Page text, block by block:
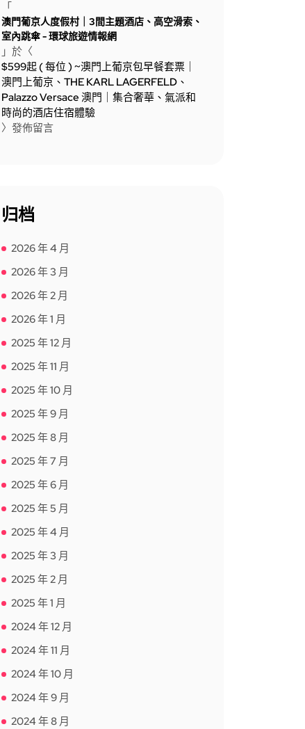
「
澳門葡京人度假村｜3間主題酒店、高空滑索、
室內跳傘 - 環球旅遊情報網
」於〈
$599起 ( 每位 ) ~澳門上葡京包早餐套票｜
澳門上葡京、THE KARL LAGERFELD、
Palazzo Versace 澳門｜集合奢華、氣派和
時尚的酒店住宿體驗
〉發佈留言
归档
2026 年 4 月
2026 年 3 月
2026 年 2 月
2026 年 1 月
2025 年 12 月
2025 年 11 月
2025 年 10 月
2025 年 9 月
2025 年 8 月
2025 年 7 月
2025 年 6 月
2025 年 5 月
2025 年 4 月
2025 年 3 月
2025 年 2 月
2025 年 1 月
2024 年 12 月
2024 年 11 月
2024 年 10 月
2024 年 9 月
2024 年 8 月